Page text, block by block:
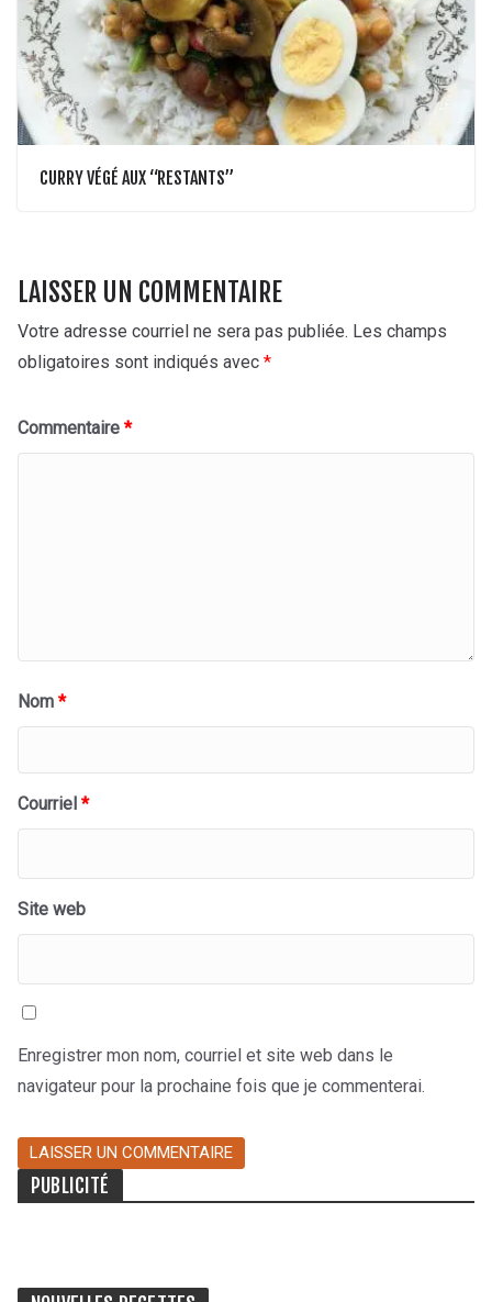
CURRY VÉGÉ AUX “RESTANTS”
LAISSER UN COMMENTAIRE
Votre adresse courriel ne sera pas publiée. Les champs
obligatoires sont indiqués avec *
Commentaire *
Nom *
Courriel *
Site web
Enregistrer mon nom, courriel et site web dans le
navigateur pour la prochaine fois que je commenterai.
PUBLICITÉ